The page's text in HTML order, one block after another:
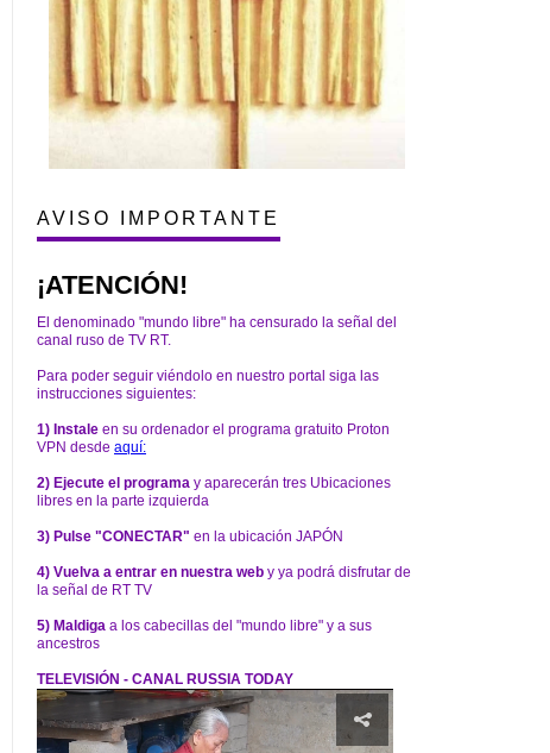
AVISO IMPORTANTE
¡ATENCIÓN!
El denominado "mundo libre" ha censurado la señal del
canal ruso de TV RT.
Para poder seguir viéndolo en nuestro portal siga las
instrucciones siguientes:
1) Instale en su ordenador el programa gratuito Proton
VPN desde aquí:
2) Ejecute el programa y aparecerán tres Ubicaciones
libres en la parte izquierda
3) Pulse "CONECTAR" en la ubicación JAPÓN
4) Vuelva a entrar en nuestra web y ya podrá disfrutar de
la señal de RT TV
5) Maldiga a los cabecillas del "mundo libre" y a sus
ancestros
TELEVISIÓN - CANAL RUSSIA TODAY